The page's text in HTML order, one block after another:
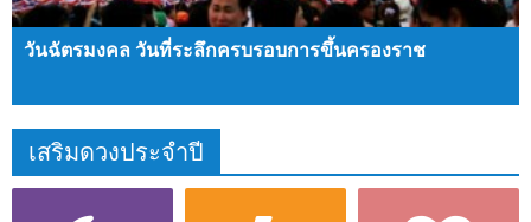
วันฉัตรมงคล วันที่ระลึกครบรอบการขึ้นครองราช
เสริมดวงประจำปี